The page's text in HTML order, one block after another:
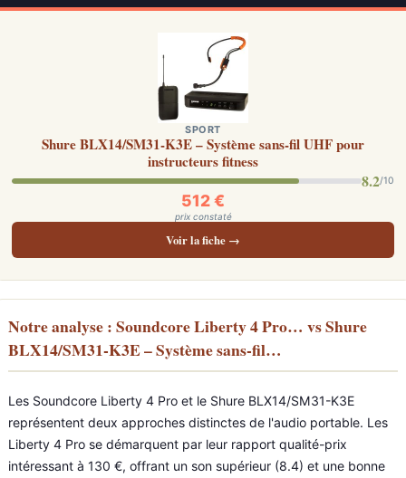
SPORT
Shure BLX14/SM31-K3E – Système sans-fil UHF pour
instructeurs fitness
8.2/10
512 €
prix constaté
Voir la fiche →
Notre analyse : Soundcore Liberty 4 Pro… vs Shure
BLX14/SM31-K3E – Système sans-fil…
Les Soundcore Liberty 4 Pro et le Shure BLX14/SM31-K3E
représentent deux approches distinctes de l'audio portable. Les
Liberty 4 Pro se démarquent par leur rapport qualité-prix
intéressant à 130 €, offrant un son supérieur (8.4) et une bonne